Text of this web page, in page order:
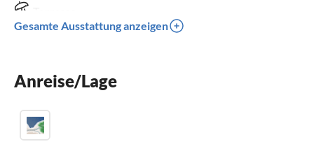
Spülmaschine
Kamin
Gesamte Ausstattung anzeigen
Anreise/Lage